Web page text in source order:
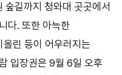
숲길까지 청와대 곳곳에서
다. 또한 아늑한
린 등이 어우러지는
입장권은 9월 6일 오후